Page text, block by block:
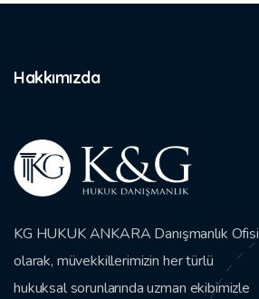
Hakkımızda
KG HUKUK ANKARA Danışmanlık Ofisi
olarak, müvekkillerimizin her türlü
hukuksal sorunlarında uzman ekibimizle